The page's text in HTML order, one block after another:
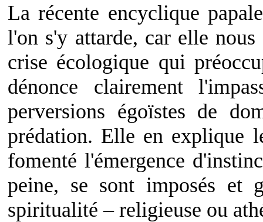
La récente encyclique
l'on s'y attarde, car elle
crise écologique qui
dénonce clairement
perversions égoïstes de
prédation. Elle en explique
fomenté l'émergence
peine, se sont imposés et
spiritualité – religieuse ou